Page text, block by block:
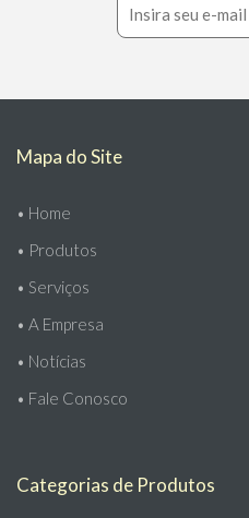
Mapa do Site
• Home
• Produtos
• Serviços
• A Empresa
• Notícias
• Fale Conosco
Categorias de Produtos